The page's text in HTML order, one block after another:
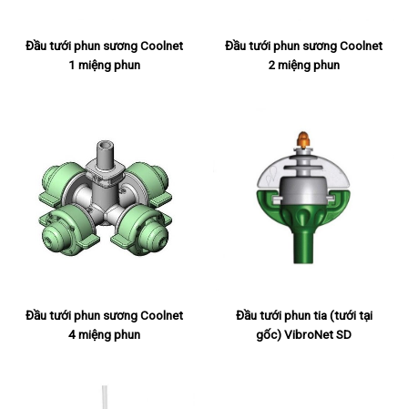
Đầu tưới phun sương Coolnet
1 miệng phun
Đầu tưới phun sương Coolnet
2 miệng phun
Đầu tưới phun sương Coolnet
4 miệng phun
Đầu tưới phun tia (tưới tại
gốc) VibroNet SD